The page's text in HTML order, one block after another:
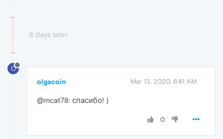
8 days later
O
olgacoin Mar 13, 2020, 6:41 AM
@mcat78: спасибо! )
0